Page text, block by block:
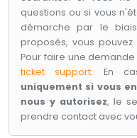
questions ou si vous
démarche par le
proposés, vous
Pour faire une
ticket support. En
uniquement si vous
nous y autorisez, le
prendre contact avec